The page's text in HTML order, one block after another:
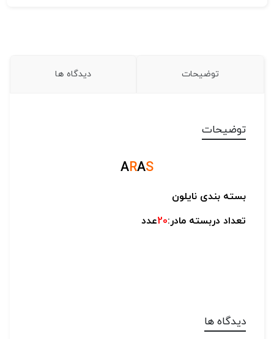
توضیحات دیدگاه ها
توضیحات
ARAS
بسته بندی نایلون
تعداد دربسته مادر:20عدد
دیدگاه ها